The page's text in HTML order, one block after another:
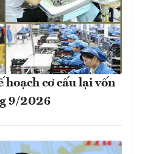
hoạch cơ cấu lại vốn
9/2026